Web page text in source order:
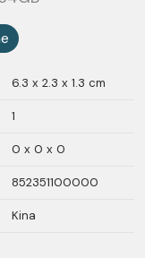
6.3 x 2.3 x 1.3 cm
1
0 x 0 x 0
852351100000
Kina